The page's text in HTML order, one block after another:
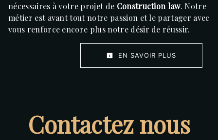
nécessaires à votre projet de Construction law. Notre
métier est avant tout notre passion et le partager avec
vous renforce encore plus notre désir de réussir.
EN SAVOIR PLUS
Contactez nous